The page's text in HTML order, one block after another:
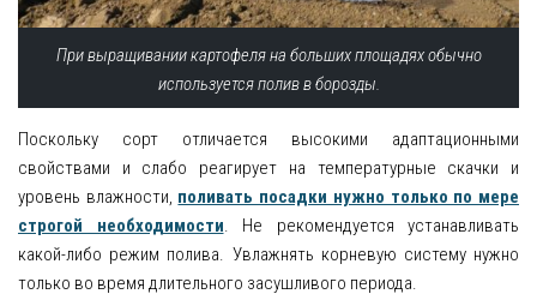
При выращивании картофеля на больших площадях обычно
используется полив в борозды.
Поскольку сорт отличается высокими адаптационными
свойствами и слабо реагирует на температурные скачки и
уровень влажности, поливать посадки нужно только по мере
строгой необходимости. Не рекомендуется устанавливать
какой-либо режим полива. Увлажнять корневую систему нужно
только во время длительного засушливого периода.